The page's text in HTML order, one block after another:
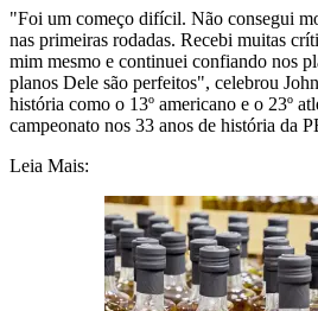
"Foi um começo difícil. Não consegui
nas primeiras rodadas. Recebi muitas
mim mesmo e continuei confiando nos
planos Dele são perfeitos", celebrou
história como o 13º americano e o 23º
campeonato nos 33 anos de história da
Leia Mais: